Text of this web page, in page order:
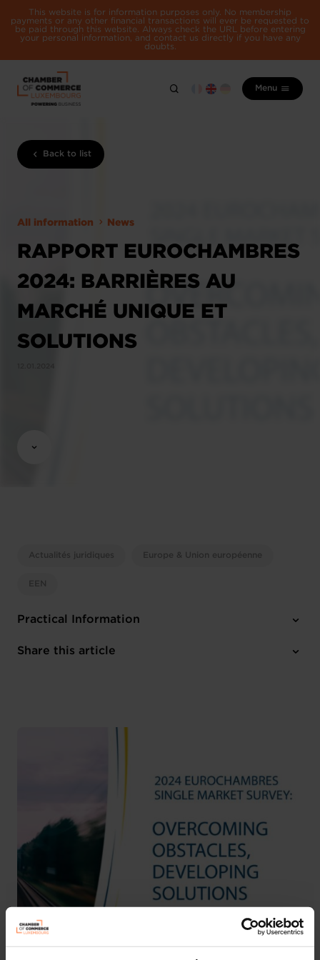
This website is for information purposes only. No membership
payments or any other financial transactions will ever be requested to
be paid through this website. Always check the URL before entering
your personal information, and contact us directly if you have any
doubts.
Menu
Back to list
All information News
RAPPORT EUROCHAMBRES
2024: BARRIÈRES AU
MARCHÉ UNIQUE ET
SOLUTIONS
Actualités juridiques Europe & Union européenne
EEN
Practical Information
2 attachments
Share this article